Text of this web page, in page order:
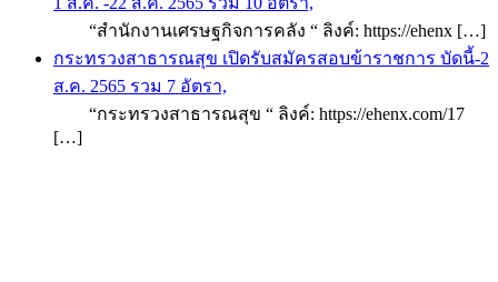
“สำนักงานเศรษฐกิจการคลัง “ ลิงค์: https://ehenx […]
กระทรวงสาธารณสุข เปิดรับสมัครสอบข้าราชการ บัดนี้-2
ส.ค. 2565 รวม 7 อัตรา,
“กระทรวงสาธารณสุข “ ลิงค์: https://ehenx.com/17
[…]